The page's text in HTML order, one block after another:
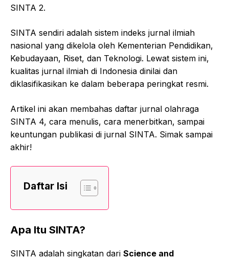
SINTA 2.
SINTA sendiri adalah sistem indeks jurnal ilmiah
nasional yang dikelola oleh Kementerian Pendidikan,
Kebudayaan, Riset, dan Teknologi. Lewat sistem ini,
kualitas jurnal ilmiah di Indonesia dinilai dan
diklasifikasikan ke dalam beberapa peringkat resmi.
Artikel ini akan membahas daftar jurnal olahraga
SINTA 4, cara menulis, cara menerbitkan, sampai
keuntungan publikasi di jurnal SINTA. Simak sampai
akhir!
Daftar Isi
Apa Itu SINTA?
SINTA adalah singkatan dari Science and